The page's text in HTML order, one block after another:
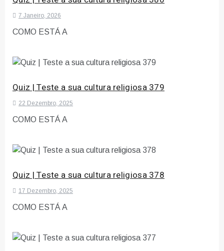
7 Janeiro, 2026
COMO ESTÁ A
Quiz | Teste a sua cultura religiosa 379
22 Dezembro, 2025
COMO ESTÁ A
Quiz | Teste a sua cultura religiosa 378
17 Dezembro, 2025
COMO ESTÁ A